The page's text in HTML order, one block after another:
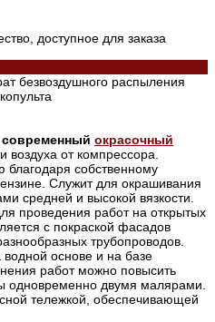
доступное для заказа
безвоздушного распыления
современный окрасочный
воздуха от компрессора.
собственному
Служит для окрашивания
средней и высокой вязкости.
проведения работ на открытых
с покраской фасадов
трубопроводов.
основе и на базе
работ можно повысить
одновременно двумя малярами.
тележкой, обеспечивающей